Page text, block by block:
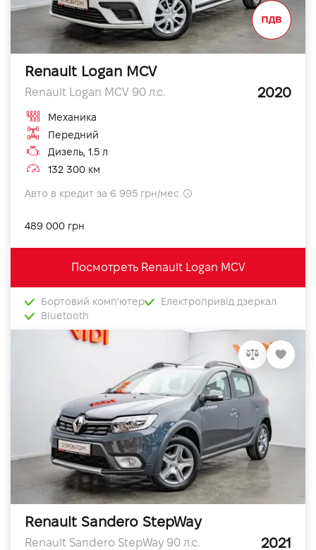
Renault Logan MCV
Renault Logan MCV 90 л.с. 2020
Механика
Передний
Дизель, 1.5 л
132 300 км
Авто в кредит за 6 995 грн/мес
489 000 грн
Посмотреть Renault Logan MCV
Бортовий комп'ютер
Електропривід дзеркал
Bluetooth
Renault Sandero StepWay
Renault Sandero StepWay 90 л.с. 2021